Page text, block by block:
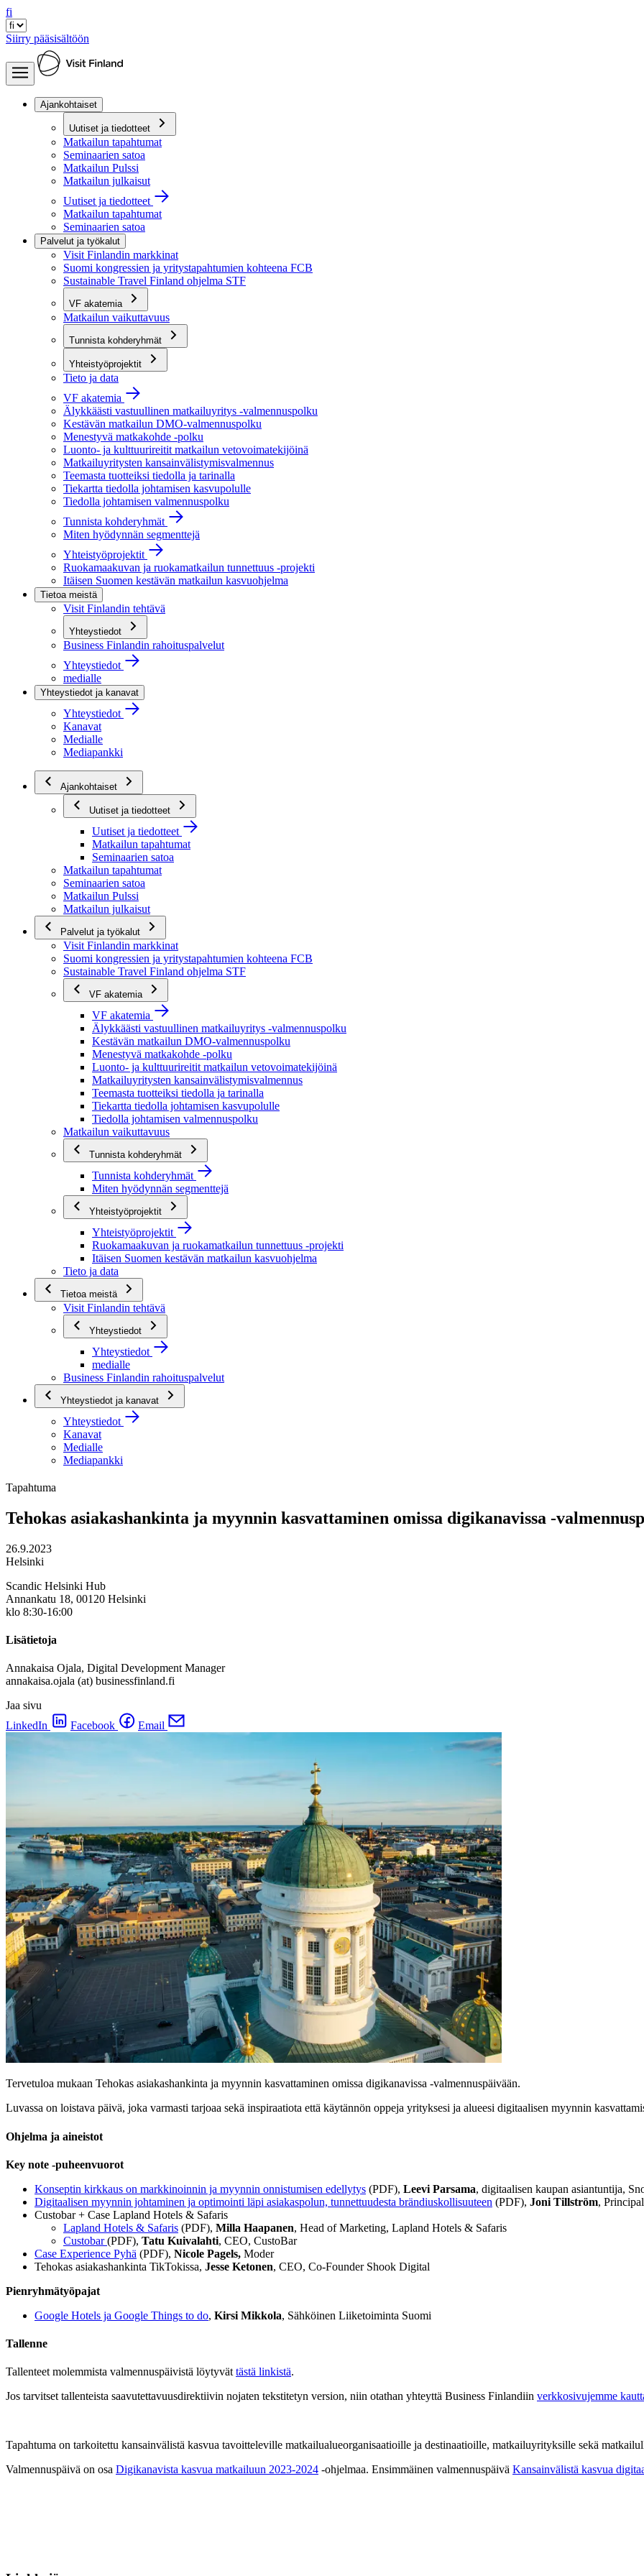
fi
Siirry pääsisältöön
Ajankohtaiset
Uutiset ja tiedotteet
Matkailun tapahtumat
Seminaarien satoa
Matkailun Pulssi
Matkailun julkaisut
Uutiset ja tiedotteet
Matkailun tapahtumat
Seminaarien satoa
Palvelut ja työkalut
Visit Finlandin markkinat
Suomi kongressien ja yritystapahtumien kohteena FCB
Sustainable Travel Finland ohjelma STF
VF akatemia
Matkailun vaikuttavuus
Tunnista kohderyhmät
Yhteistyöprojektit
Tieto ja data
VF akatemia
Älykkäästi vastuullinen matkailuyritys -valmennuspolku
Kestävän matkailun DMO-valmennuspolku
Menestyvä matkakohde -polku
Luonto- ja kulttuurireitit matkailun vetovoimatekijöinä
Matkailuyritysten kansainvälistymisvalmennus
Teemasta tuotteiksi tiedolla ja tarinalla
Tiekartta tiedolla johtamisen kasvupolulle
Tiedolla johtamisen valmennuspolku
Tunnista kohderyhmät
Miten hyödynnän segmenttejä
Yhteistyöprojektit
Ruokamaakuvan ja ruokamatkailun tunnettuus -projekti
Itäisen Suomen kestävän matkailun kasvuohjelma
Tietoa meistä
Visit Finlandin tehtävä
Yhteystiedot
Business Finlandin rahoituspalvelut
Yhteystiedot
medialle
Yhteystiedot ja kanavat
Yhteystiedot
Kanavat
Medialle
Mediapankki
Ajankohtaiset
Uutiset ja tiedotteet
Uutiset ja tiedotteet
Matkailun tapahtumat
Seminaarien satoa
Matkailun tapahtumat
Seminaarien satoa
Matkailun Pulssi
Matkailun julkaisut
Palvelut ja työkalut
Visit Finlandin markkinat
Suomi kongressien ja yritystapahtumien kohteena FCB
Sustainable Travel Finland ohjelma STF
VF akatemia
VF akatemia
Älykkäästi vastuullinen matkailuyritys -valmennuspolku
Kestävän matkailun DMO-valmennuspolku
Menestyvä matkakohde -polku
Luonto- ja kulttuurireitit matkailun vetovoimatekijöinä
Matkailuyritysten kansainvälistymisvalmennus
Teemasta tuotteiksi tiedolla ja tarinalla
Tiekartta tiedolla johtamisen kasvupolulle
Tiedolla johtamisen valmennuspolku
Matkailun vaikuttavuus
Tunnista kohderyhmät
Tunnista kohderyhmät
Miten hyödynnän segmenttejä
Yhteistyöprojektit
Yhteistyöprojektit
Ruokamaakuvan ja ruokamatkailun tunnettuus -projekti
Itäisen Suomen kestävän matkailun kasvuohjelma
Tieto ja data
Tietoa meistä
Visit Finlandin tehtävä
Yhteystiedot
Yhteystiedot
medialle
Business Finlandin rahoituspalvelut
Yhteystiedot ja kanavat
Yhteystiedot
Kanavat
Medialle
Mediapankki
Tapahtuma
Tehokas asiakashankinta ja myynnin kasvattaminen omissa digikanavissa -
26.9.2023
Helsinki
Scandic Helsinki Hub
Annankatu 18, 00120 Helsinki
klo 8:30-16:00
Lisätietoja
Annakaisa Ojala, Digital Development Manager
annakaisa.ojala (at) businessfinland.fi
Jaa sivu
LinkedIn
Facebook Email
Tervetuloa mukaan Tehokas asiakashankinta ja myynnin kasvattaminen omissa digikanavissa -valmennuspäivään.
Luvassa on loistava päivä, joka varmasti tarjoaa sekä inspiraatiota että käytännön oppeja yrityksesi ja alueesi digitaalisen myynnin
Ohjelma ja aineistot
Key note -puheenvuorot
Konseptin kirkkaus on markkinoinnin ja myynnin onnistumisen edellytys (PDF), Leevi Parsama, digitaalisen kaupan asiantuntija,
Digitaalisen myynnin johtaminen ja optimointi läpi asiakaspolun, tunnettuudesta brändiuskollisuuteen (PDF), Joni Tillström,
Custobar + Case Lapland Hotels & Safaris
Lapland Hotels & Safaris (PDF), Milla Haapanen, Head of Marketing, Lapland Hotels & Safaris
Custobar(PDF), Tatu Kuivalahti, CEO, CustoBar
Case Experience Pyhä (PDF), Nicole Pagels, Moder
Tehokas asiakashankinta TikTokissa, Jesse Ketonen, CEO, Co-Founder Shook Digital
Pienryhmätyöpajat
Google Hotels ja Google Things to do, Kirsi Mikkola, Sähköinen Liiketoiminta Suomi
Tallenne
Tallenteet molemmista valmennuspäivistä löytyvät tästä linkistä.
Jos tarvitset tallenteista saavutettavuusdirektiivin nojaten tekstitetyn version, niin otathan yhteyttä Business Finlandiin verkkosivujemme
Tapahtuma on tarkoitettu kansainvälistä kasvua tavoitteleville matkailualueorganisaatioille ja destinaatioille, matkailuyrityksille sekä
Valmennuspäivä on osa Digikanavista kasvua matkailuun 2023-2024 -ohjelmaa. Ensimmäinen valmennuspäivä Kansainvälistä kasvua